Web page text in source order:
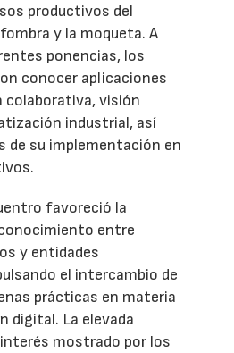
productivos del
y la moqueta. A
ponencias, los
conocer aplicaciones
colaborativa, visión
industrial, así
de su implementación en
favoreció la
entre
y entidades
el intercambio de
prácticas en materia
digital. La elevada
mostrado por los